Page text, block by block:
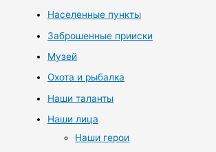
Населенные пункты
Заброшенные прииски
Музей
Охота и рыбалка
Наши таланты
Наши лица
Наши герои